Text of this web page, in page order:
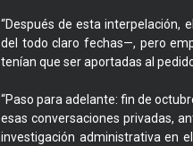
“Después de esta interpelación,
del todo claro fechas—, pero
tenían que ser aportadas al
“Paso para adelante: fin de
esas conversaciones privadas,
investigación administrativa en